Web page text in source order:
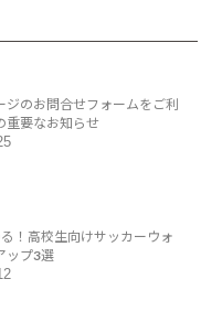
ジのお問合せフォームをご利
重要なお知らせ
！高校生向けサッカーウォ
ップ3選